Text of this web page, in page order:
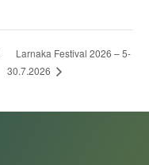
Larnaka Festival 2026 – 5-
30.7.2026